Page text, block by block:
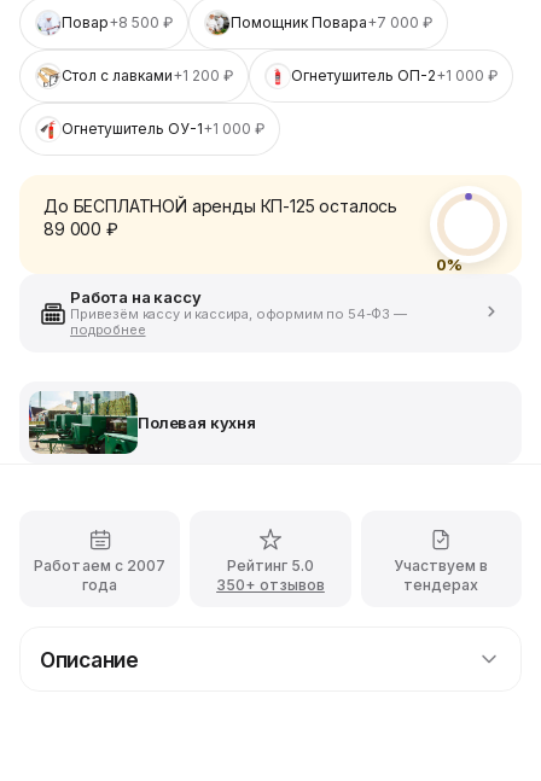
Повар+8 500 ₽ Помощник Повара+7 000 ₽
Стол с лавками+1 200 ₽ Огнетушитель ОП-2+1 000 ₽
Огнетушитель ОУ-1+1 000 ₽
До БЕСПЛАТНОЙ аренды КП-125 осталось
89 000 ₽
0%
Работа на кассу
Привезём кассу и кассира, оформим по 54-ФЗ —
подробнее
Полевая кухня
Работаем с 2007
года
Рейтинг 5.0
350+ отзывов
Участвуем в
тендерах
Описание